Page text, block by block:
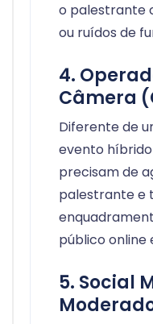
o palestrante
ou ruídos de
4.
Câmera
Diferente de
evento
precisam de
palestrante e
público online
5. Social